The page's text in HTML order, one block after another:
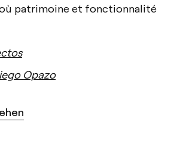
patrimoine et fonctionnalité
Opazo